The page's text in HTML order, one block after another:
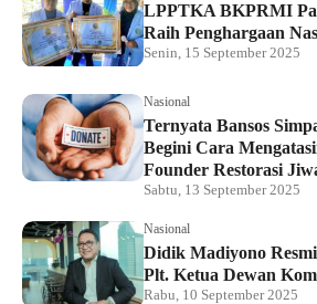
LPPTKA BKPRMI
Raih Penghargaan
Senin, 15 September 2025
Nasional
Ternyata Bansos
Begini Cara
Founder Restorasi
Sabtu, 13 September 2025
Nasional
Didik Madiyono
Plt. Ketua Dewan
Rabu, 10 September 2025